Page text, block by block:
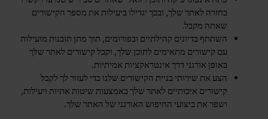
בחזרה לאתר שלך, ובכך יגדילו ביעילות את מספר הקישורים
שאתה מקבל.
השתתף בדיונים קהילתיים ובפורומים, תוך מתן תובנות מועילות
עם קישורים מתאימים לתוכן שלך, וקבל קישורים לאתר שלך
באופן אורגני דרך אינטראקציות אמיתיות.
הצע את שירותי בניית הקישורים שלנו כדי לעזור לך לקבל
קישורים איכותיים לאתר שלך באמצעות שיטות אתיות ויעילות,
ושפר את ביצועי החיפוש האורגני של האתר שלך.